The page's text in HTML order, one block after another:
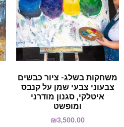
משחקות בשלג- ציור כבשים
צבעוני צבעי שמן על קנבס
איטלקי, סגנון מודרני
ומופשט
₪3,500.00